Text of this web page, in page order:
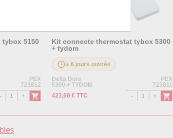
5150
PEX
723812
Kit connecte thermostat tybox 5300
+ tydom
± 6 jours ouvrés
Delta Dore
PEX
5300 + TYDOM
723811
423,60 € TTC